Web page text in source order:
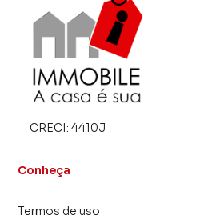
o número de contatos
consequência uma maior chance
imóvel mais rápido. Contamos
programadores, corretores
atendimento preparada para
inquilinos.
CRECI: 4410J
Conheça
Termos de uso